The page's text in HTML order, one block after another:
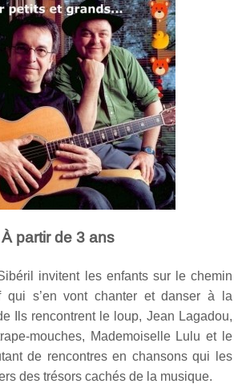
À partir de 3 ans
invitent les enfants sur le chemin
qui s’en vont chanter et danser à la
Ils rencontrent le loup, Jean Lagadou,
mouches, Mademoiselle Lulu et le
de rencontres en chansons qui les
des trésors cachés de la musique.